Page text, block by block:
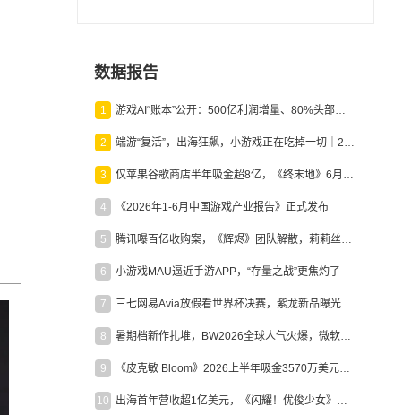
数据报告
1 游戏AI“账本”公开：500亿利润增量、80%头部入局，谁在闷声发财？
2 端游“复活”，出海狂飙，小游戏正在吃掉一切｜2026上半年产业报告
3 仅苹果谷歌商店半年吸金超8亿，《终末地》6月份收入显著回暖
4 《2026年1-6月中国游戏产业报告》正式发布
5 腾讯曝百亿收购案，《辉烬》团队解散，莉莉丝新作曝光｜陀螺周报
6 小游戏MAU逼近手游APP，“存量之战”更焦灼了
7 三七网易Avia放假看世界杯决赛，紫龙新品曝光，米哈游新作上线 | 陀螺周报
8 暑期档新作扎堆，BW2026全球人气火爆，微软XBOX大裁员|陀螺周报
9 《皮克敏 Bloom》2026上半年吸金3570万美元，中国台湾成最大市场
10 出海首年营收超1亿美元，《闪耀！优俊少女》美国市场占比达七成